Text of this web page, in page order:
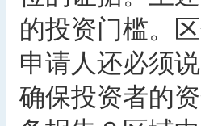
的投资门槛。
申请人还必须
确保投资者的